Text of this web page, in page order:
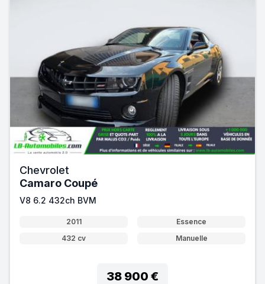
Chevrolet
Camaro Coupé
V8 6.2 432ch BVM
2011
Essence
432 cv
Manuelle
38 900 €